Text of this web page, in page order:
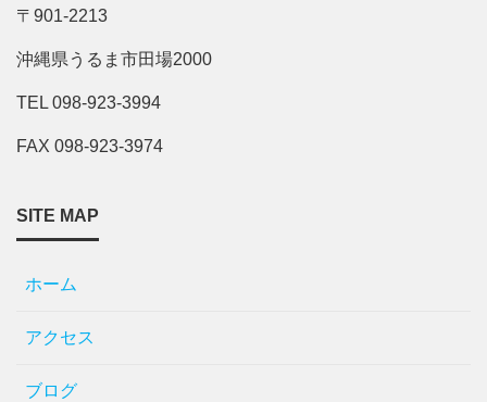
〒901-2213
沖縄県うるま市田場2000
TEL 098-923-3994
FAX 098-923-3974
SITE MAP
ホーム
アクセス
ブログ